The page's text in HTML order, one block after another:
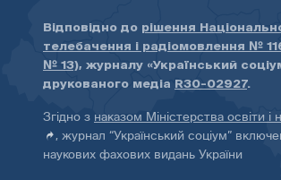
Відповідно до рішення
телебачення і радіомовлення №
№ 13), журналу «Український
друкованого медіа R30-02927.
Згідно з наказом Міністерства освіти
, журнал “Український соціум”
наукових фахових видань України